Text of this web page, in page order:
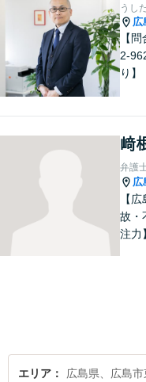
添い
うし
広
【
2-
り
お電
﨑
弁護
広
【
故・
注力
エリア 広島県、広島市